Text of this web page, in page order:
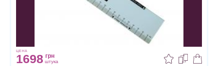
ЦЕНА
1698 грн
штука